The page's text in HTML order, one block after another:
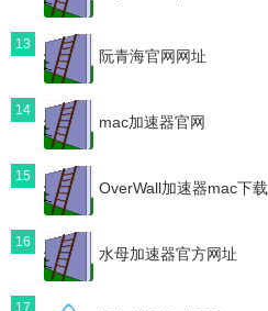
13
阮青海官网网址
14
mac加速器官网
15
OverWall加速器mac下载
16
水母加速器官方网址
17